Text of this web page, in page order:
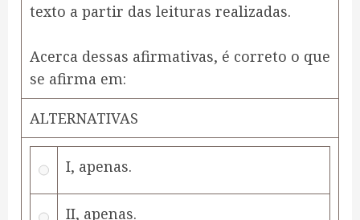
texto a partir das leituras realizadas.
Acerca dessas afirmativas, é correto o que
se afirma em:
ALTERNATIVAS
I, apenas.
II, apenas.